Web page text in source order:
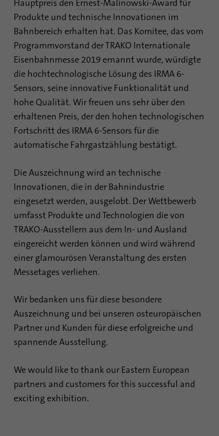
Hauptpreis den Ernest-Malinowski-Award für
Produkte und technische Innovationen im
Bahnbereich erhalten hat. Das Komitee, das vom
Programmvorstand der TRAKO Internationale
Eisenbahnmesse 2019 ernannt wurde, würdigte
die hochtechnologische Lösung des IRMA 6-
Sensors, seine innovative Funktionalität und
hohe Qualität. Wir freuen uns sehr über den
erhaltenen Preis, der den hohen technologischen
Fortschritt des IRMA 6-Sensors für die
automatische Fahrgastzählung bestätigt.
Die Auszeichnung wird an technische
Innovationen, die in der Bahnindustrie
eingesetzt werden, ausgelobt. Der Wettbewerb
umfasst Produkte und Technologien die von
TRAKO-Ausstellern aus dem In- und Ausland
eingereicht werden können und wird während
einer glamourösen Veranstaltung des ersten
Messetages verliehen.
Wir bedanken uns für diese besondere
Auszeichnung und bei unseren osteuropäischen
Partner und Kunden für diese erfolgreiche und
spannende Ausstellung.
We would like to thank our Eastern European
partners and customers for this successful and
exciting exhibition.
Zweck
Enthält die gewählten Tracking-Optin-
Einstellungen.
Anbieter TYPO3
Laufzeit
Zweck
Speichert im Falle einer Änderung der
Website-Sprache den Wert der Sprache, um
verfolgen. Die Cookies speichern
Informationen anonym und weisen eine
eindeutige Besucher zu identifizieren.
Name _gid
Anbieter Google Analytics
Laufzeit 1 Tag
Dieses Cookie wird von Google Analytics
installiert. Das Cookie wird verwendet, um
Besucher eine Website nutzen, und hilft bei
der Erstellung eines Analyseberichts über
den Zustand der Website. Die gesammelten
Daten einschließlich der Anzahl der
Besucher, der Quelle, aus der sie gekommen
sind, und der besuchten Seiten in anonymer
Form.
Name _gat_gtag_UA_120925527_1
Laufzeit 1 Minute
Google verwendet dieses Cookie zur
Unterscheidung der Nutzer.
Name bcookie
Anbieter .linkedin.com